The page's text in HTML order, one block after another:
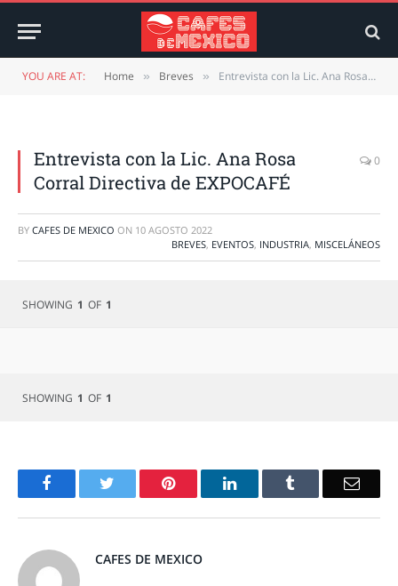
YOU ARE AT: Home » Breves » Entrevista con la Lic. Ana Rosa Corral Directiva de EXPOCAFÉ
Entrevista con la Lic. Ana Rosa
Corral Directiva de EXPOCAFÉ
0
BY CAFES DE MEXICO ON 10 AGOSTO 2022
BREVES, EVENTOS, INDUSTRIA, MISCELÁNEOS
SHOWING 1 OF 1
SHOWING 1 OF 1
Facebook Pinterest LinkedIn Email
CAFES DE MEXICO